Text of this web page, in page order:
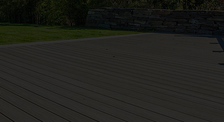
SKYLT OCH REKLAM TAK UTEGOLV